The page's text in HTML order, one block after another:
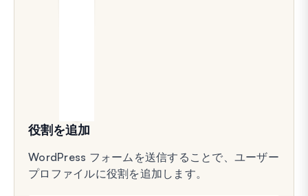
役割を追加
WordPress フォームを送信することで、ユーザー
プロファイルに役割を追加します。